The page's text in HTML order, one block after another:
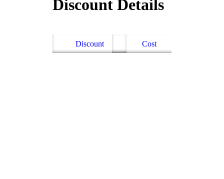
Discount Details
Discount Cost